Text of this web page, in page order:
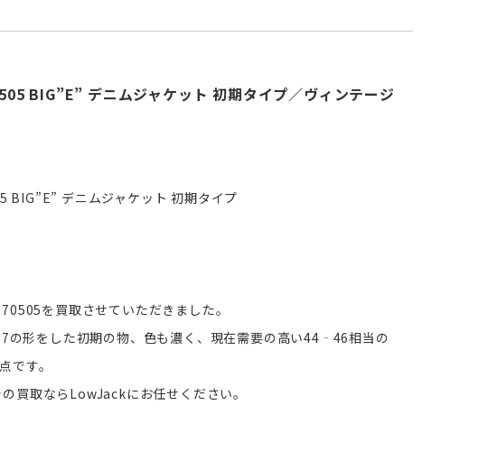
BIG”E” デニムジャケット 初期タイプ／ヴィンテージ
BIG”E” デニムジャケット 初期タイプ
を買取させていただきました。
の形をした初期の物、色も濃く、現在需要の高い44‐46相当の
です。
買取ならLowJackにお任せください。